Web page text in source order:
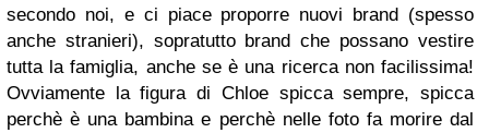
secondo noi, e ci piace proporre nuovi brand (spesso
anche stranieri), sopratutto brand che possano vestire
tutta la famiglia, anche se è una ricerca non facilissima!
Ovviamente la figura di Chloe spicca sempre, spicca
perchè è una bambina e perchè nelle foto fa morire dal